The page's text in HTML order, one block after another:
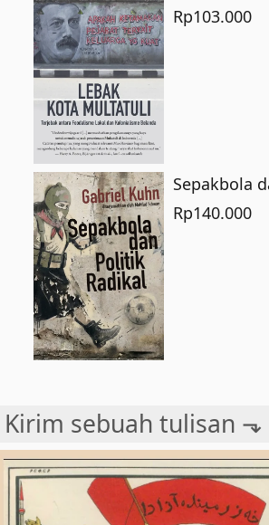
Rp103.000
Sepakbola
Rp140.000
Kirim sebuah tulisan ⬎